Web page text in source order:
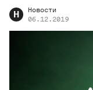
Н
Новости
06.12.2019